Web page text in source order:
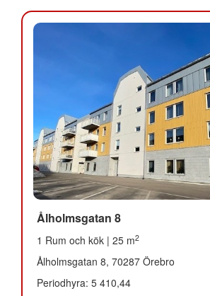
Ålholmsgatan 8
1 Rum och kök | 25 m2
Ålholmsgatan 8, 70287 Örebro
Periodhyra: 5 410,44